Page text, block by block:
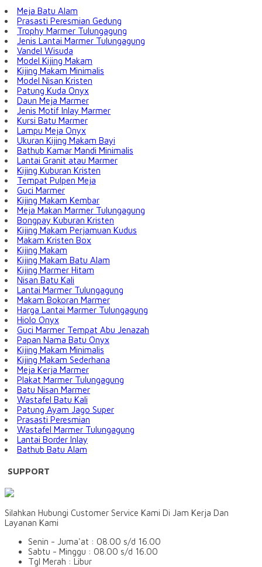
Meja Batu Alam
Prasasti Peresmian Gedung
Trophy Marmer Tulungagung
Jenis Lantai Marmer Tulungagung
Vandel Wisuda
Model Kijing Makam
Kijing Makam Minimalis
Model Nisan Kristen
Patung Kuda Onyx
Daun Meja Marmer
Jenis Motif Inlay Marmer
Kursi Batu Marmer
Lampu Meja Onyx
Ukuran Kijing Makam Bayi
Bathub Kamar Mandi Minimalis
Lantai Granit atau Marmer
Kijing Kuburan Kristen
Tempat Pulpen Meja
Guci Marmer
Kijing Makam Kembar
Meja Makan Marmer Tulungagung
Bongpay Kuburan Kristen
Kijing Makam Perjamuan Kudus
Makam Kristen Box
Kijing Makam
Kijing Makam Batu Alam
Kijing Marmer Hitam
Nisan Batu Kali
Lantai Marmer Tulungagung
Makam Bokoran Marmer
Harga Lantai Marmer Tulungagung
Hiolo Onyx
Guci Marmer Tempat Abu Jenazah
Papan Nama Batu Onyx
Kijing Makam Minimalis
Kijing Makam Sederhana
Meja Kerja Marmer
Plakat Marmer Tulungagung
Batu Nisan Marmer
Wastafel Batu Kali
Patung Ayam Jago Super
Prasasti Peresmian
Wastafel Marmer Tulungagung
Lantai Border Inlay
Bathub Batu Alam
SUPPORT
Silahkan Hubungi Customer Service Kami Di Jam Kerja Dan
Layanan Kami
Senin - Juma'at : 08.00 s/d 16.00
Sabtu - Minggu : 08.00 s/d 16.00
Tgl Merah : Libur